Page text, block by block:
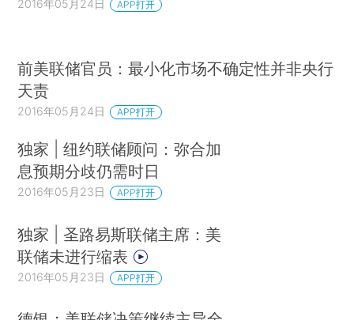
2016年05月24日 APP打开
前美联储官员：最小化市场不确定性并非央行
天责
2016年05月24日 APP打开
独家 | 纽约联储顾问：弥合加
息预期分歧仍需时日
2016年05月23日 APP打开
独家 | 圣路易斯联储主席：美
联储未进行缩表
2016年05月23日 APP打开